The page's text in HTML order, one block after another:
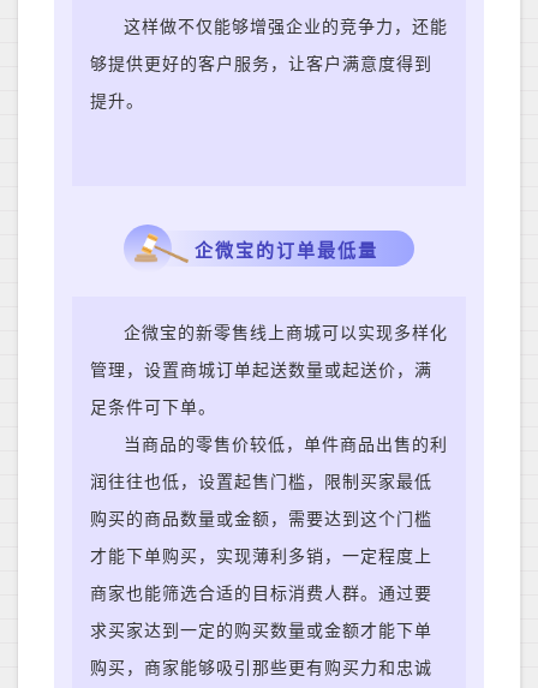
这样做不仅能够增强企业的竞争力，还能
够提供更好的客户服务，让客户满意度得到
提升。
企微宝的订单最低量
企微宝的新零售线上商城可以实现多样化
管理，设置商城订单起送数量或起送价，满
足条件可下单。
当商品的零售价较低，单件商品出售的利
润往往也低，设置起售门槛，限制买家最低
购买的商品数量或金额，需要达到这个门槛
才能下单购买，实现薄利多销，一定程度上
商家也能筛选合适的目标消费人群。 通过要
求买家达到一定的购买数量或金额才能下单
购买，商家能够吸引那些更有购买力和忠诚